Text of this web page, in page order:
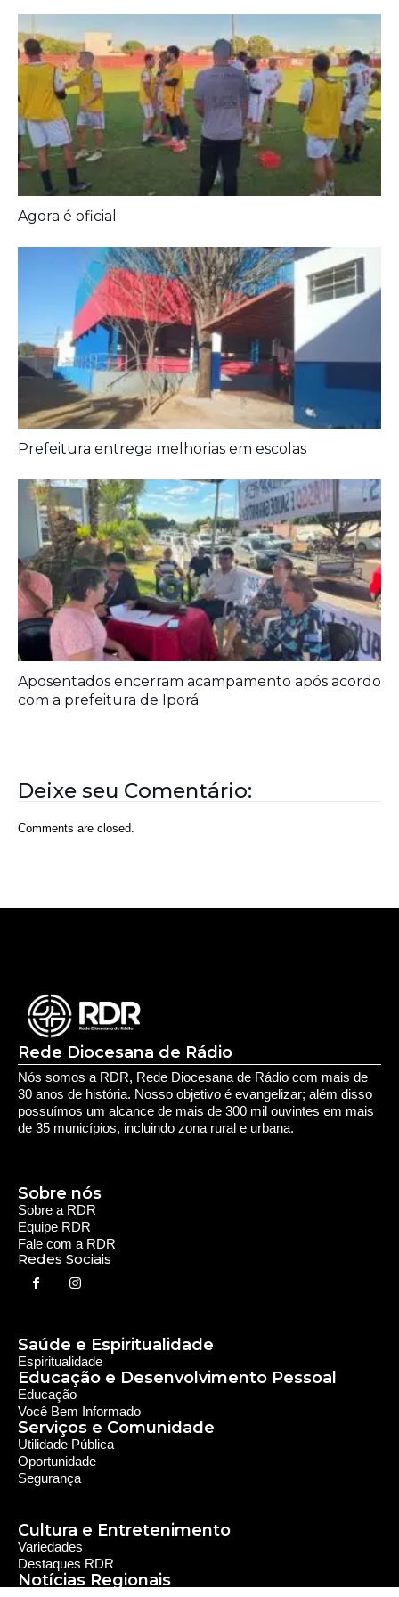
Agora é oficial
Prefeitura entrega melhorias em escolas
Aposentados encerram acampamento após acordo
com a prefeitura de Iporá
Deixe seu Comentário:
Comments are closed.
Rede Diocesana de Rádio
Nós somos a RDR, Rede Diocesana de Rádio com mais de
30 anos de história. Nosso objetivo é evangelizar; além disso
possuímos um alcance de mais de 300 mil ouvintes em mais
de 35 municípios, incluindo zona rural e urbana.
Sobre a RDR
Equipe RDR
Fale com a RDR
Redes Sociais
Sobre nós
Saúde e Espiritualidade
Espiritualidade
Educação e Desenvolvimento Pessoal
Educação
Você Bem Informado
Serviços e Comunidade
Utilidade Pública
Oportunidade
Segurança
Cultura e Entretenimento
Notícias Regionais
Variedades
Destaques RDR